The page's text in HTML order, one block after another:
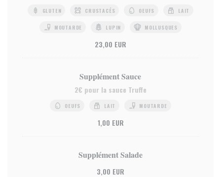
GLUTEN CRUSTACÉS OEUFS LAIT
MOUTARDE LUPIN MOLLUSQUES
23,00 EUR
Supplément Sauce
2€ pour la sauce Truffe
OEUFS LAIT MOUTARDE
1,00 EUR
Supplément Salade
3,00 EUR